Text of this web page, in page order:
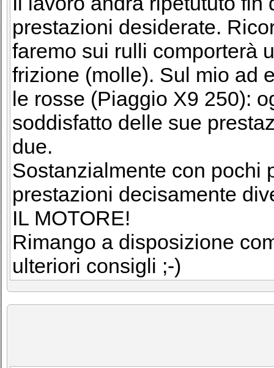
prestazioni desiderate.
faremo sui rulli comporterà
frizione (molle). Sul mio ad
le rosse (Piaggio X9 250):
soddisfatto delle sue
due.
Sostanzialmente con pochi
prestazioni decisamente
IL MOTORE!
Rimango a disposizione
ulteriori consigli ;-)